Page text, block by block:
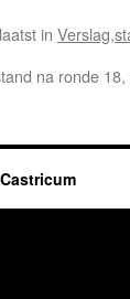
in
na ronde